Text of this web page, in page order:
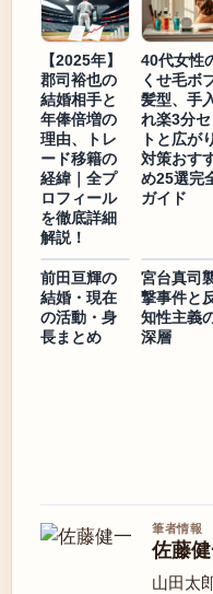
【2025年】
郡司裕也の
結婚相手と
年俸倍増の
理由、トレ
ード移籍の
経緯｜全プ
ロフィール
を徹底詳細
解説！
40代女性
くせ毛ボ
髪型、手
れ楽3分セ
トと広がり
対策おす
め25選完
ガイド
前田亘輝の
結婚・現在
の活動・身
長まとめ
宮台真司
撃事件と
知性主義
深層
筆者情報
佐藤
山田太